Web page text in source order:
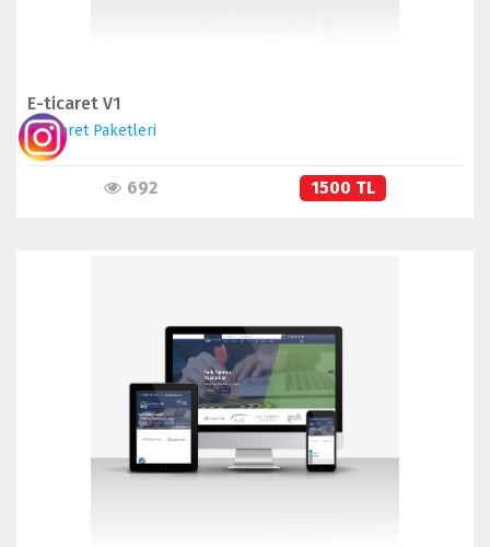
E-ticaret V1
E-Ticaret Paketleri
692 1500 TL
İNCELE
SATIN AL